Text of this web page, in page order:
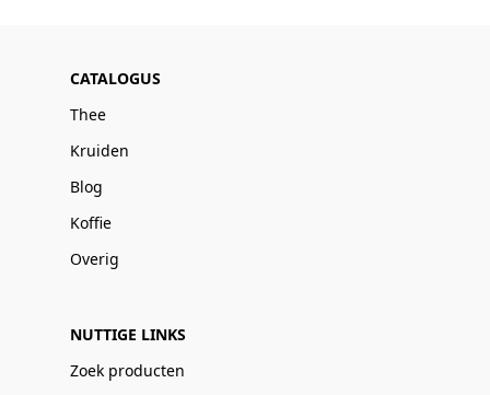
CATALOGUS
Thee
Kruiden
Blog
Koffie
Overig
NUTTIGE LINKS
Zoek producten